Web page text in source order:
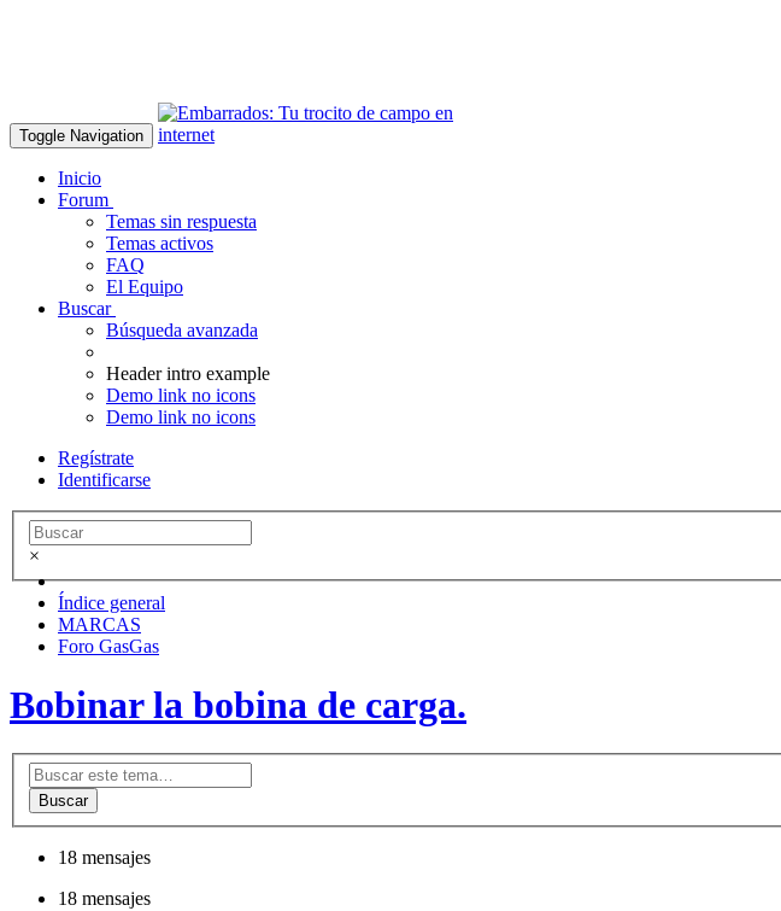
Toggle Navigation
Inicio
Forum
Temas sin respuesta
Temas activos
FAQ
El Equipo
Buscar
Búsqueda avanzada
Header intro example
Demo link no icons
Demo link no icons
Regístrate
Identificarse
×
Índice general
MARCAS
Foro GasGas
Bobinar la bobina de carga.
Buscar
18 mensajes
18 mensajes